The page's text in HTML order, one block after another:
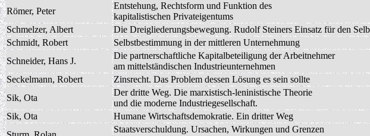
Römer, Peter
Entstehung, Rechtsform und Funktion des
kapitalistischen Privateigentums
Schmelzer, Albert
Die Dreigliederungsbewegung. Rudolf Steiners Einsatz für den
Schmidt, Robert
Selbstbestimmung in der mittleren Unternehmung
Schneider, Hans J.
Die partnerschaftliche Kapitalbeteiligung der Arbeitnehmer
am mittelständischen Industrieunternehmen
Seckelmann, Robert
Zinsrecht. Das Problem dessen Lösung es sein sollte
Sik, Ota
Der dritte Weg. Die marxistisch-leninistische Theorie
und die moderne Industriegesellschaft.
Sik, Ota
Humane Wirtschaftsdemokratie. Ein dritter Weg
Staatsverschuldung. Ursachen, Wirkungen und Grenzen